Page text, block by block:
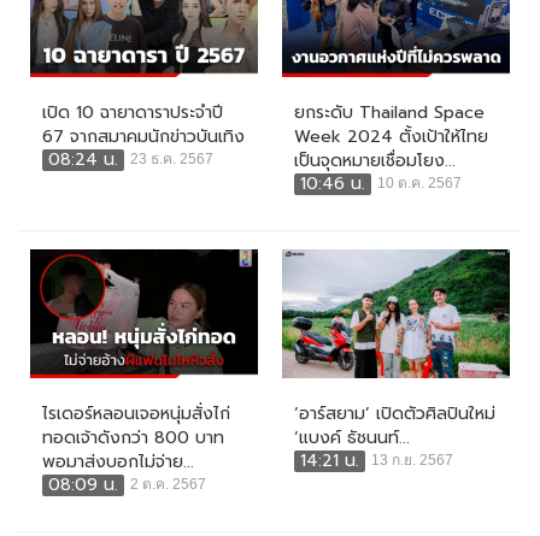
เปิด 10 ฉายาดาราประจำปี
67 จากสมาคมนักข่าวบันเทิง
08:24 น.
23 ธ.ค. 2567
ยกระดับ Thailand Space
Week 2024 ตั้งเป้าให้ไทย
เป็นจุดหมายเชื่อมโยง...
10:46 น.
10 ต.ค. 2567
ไรเดอร์หลอนเจอหนุ่มสั่งไก่
ทอดเจ้าดังกว่า 800 บาท
พอมาส่งบอกไม่จ่าย...
08:09 น.
2 ต.ค. 2567
‘อาร์สยาม’ เปิดตัวศิลปินใหม่
‘แบงค์ ธัชนนท์...
14:21 น.
13 ก.ย. 2567